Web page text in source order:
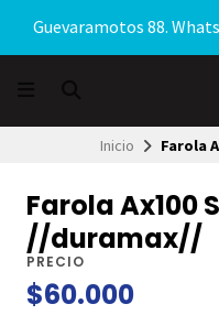
Guevaramotos 88.
Inicio Farola
Farola Ax100
//duramax//
PRECIO
$60.000